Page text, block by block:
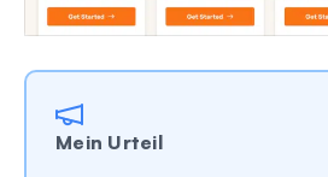
Mein Urteil